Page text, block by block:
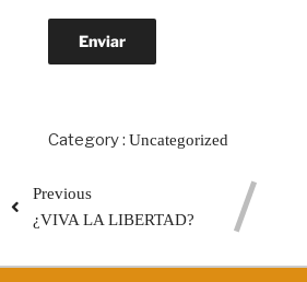
Category : Uncategorized
Previous
¿VIVA LA LIBERTAD?